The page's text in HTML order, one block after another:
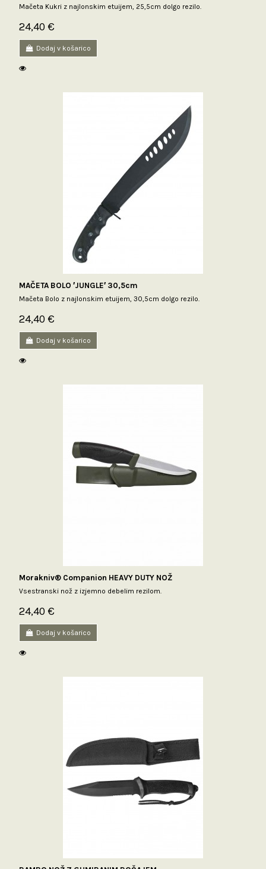
Mačeta Kukri z najlonskim etuijem, 25,5cm dolgo rezilo.
24,40 €
Dodaj v košarico
MAČETA BOLO ′JUNGLE′ 30,5cm
Mačeta Bolo z najlonskim etuijem, 30,5cm dolgo rezilo.
24,40 €
Dodaj v košarico
Morakniv® Companion HEAVY DUTY NOŽ
Vsestranski nož z izjemno debelim rezilom.
24,40 €
Dodaj v košarico